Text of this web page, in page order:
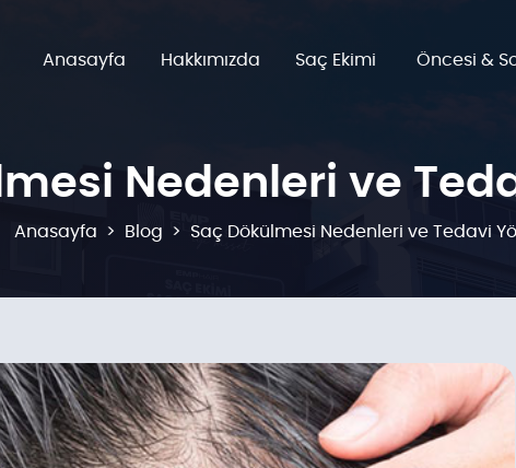
Anasayfa Hakkımızda Saç Ekimi Öncesi &
Nedenleri ve
Anasayfa Blog Saç Dökülmesi Nedenleri ve Tedavi